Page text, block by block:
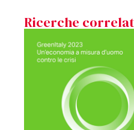
Ricerche